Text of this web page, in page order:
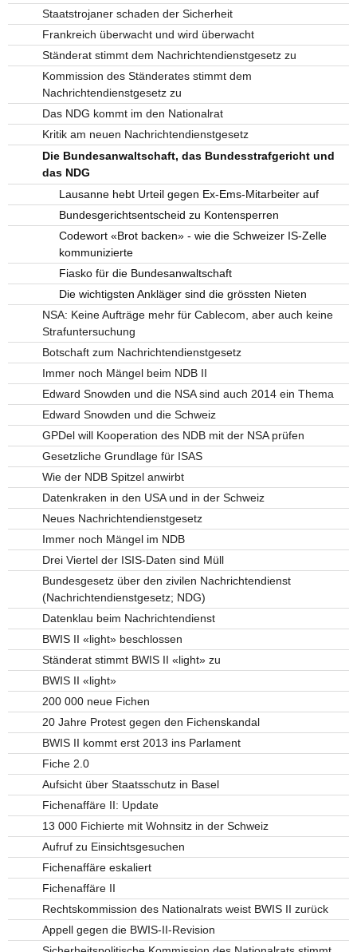
Staatstrojaner schaden der Sicherheit
Frankreich überwacht und wird überwacht
Ständerat stimmt dem Nachrichtendienstgesetz zu
Kommission des Ständerates stimmt dem
Nachrichtendienstgesetz zu
Das NDG kommt im den Nationalrat
Kritik am neuen Nachrichtendienstgesetz
Die Bundesanwaltschaft, das Bundesstrafgericht und
das NDG
Lausanne hebt Urteil gegen Ex-Ems-Mitarbeiter auf
Bundesgerichtsentscheid zu Kontensperren
Codewort «Brot backen» - wie die Schweizer IS-Zelle
kommunizierte
Fiasko für die Bundesanwaltschaft
Die wichtigsten Ankläger sind die grössten Nieten
NSA: Keine Aufträge mehr für Cablecom, aber auch keine
Strafuntersuchung
Botschaft zum Nachrichtendienstgesetz
Immer noch Mängel beim NDB II
Edward Snowden und die NSA sind auch 2014 ein Thema
Edward Snowden und die Schweiz
GPDel will Kooperation des NDB mit der NSA prüfen
Gesetzliche Grundlage für ISAS
Wie der NDB Spitzel anwirbt
Datenkraken in den USA und in der Schweiz
Neues Nachrichtendienstgesetz
Immer noch Mängel im NDB
Drei Viertel der ISIS-Daten sind Müll
Bundesgesetz über den zivilen Nachrichtendienst
(Nachrichtendienstgesetz; NDG)
Datenklau beim Nachrichtendienst
BWIS II «light» beschlossen
Ständerat stimmt BWIS II «light» zu
BWIS II «light»
200 000 neue Fichen
20 Jahre Protest gegen den Fichenskandal
BWIS II kommt erst 2013 ins Parlament
Fiche 2.0
Aufsicht über Staatsschutz in Basel
Fichenaffäre II: Update
13 000 Fichierte mit Wohnsitz in der Schweiz
Aufruf zu Einsichtsgesuchen
Fichenaffäre eskaliert
Fichenaffäre II
Rechtskommission des Nationalrats weist BWIS II zurück
Appell gegen die BWIS-II-Revision